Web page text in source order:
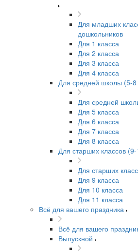
Для младших
дошкольников
Для 1 класса
Для 2 класса
Для 3 класса
Для 4 класса
Для средней школы (5-8
Для средней
Для 5 класса
Для 6 класса
Для 7 класса
Для 8 класса
Для старших классов (9-
Для старших
Для 9 класса
Для 10 класса
Для 11 класса
Всё для вашего праздника
Всё для вашего
Выпускной